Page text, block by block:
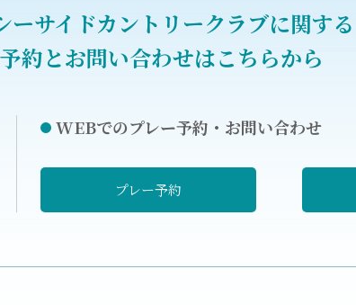
ーサイドカントリークラブに関する
約とお問い合わせはこちらから
WEBでのプレー予約・お問い合わせ
プレー予約